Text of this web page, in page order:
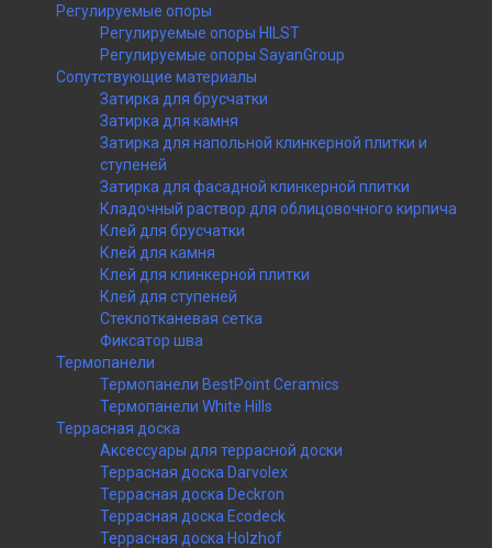
Регулируемые опоры
Регулируемые опоры HILST
Регулируемые опоры SayanGroup
Сопутствующие материалы
Затирка для брусчатки
Затирка для камня
Затирка для напольной клинкерной плитки и
ступеней
Затирка для фасадной клинкерной плитки
Кладочный раствор для облицовочного кирпича
Клей для брусчатки
Клей для камня
Клей для клинкерной плитки
Клей для ступеней
Стеклотканевая сетка
Фиксатор шва
Термопанели
Термопанели BestPoint Ceramics
Термопанели White Hills
Террасная доска
Аксессуары для террасной доски
Террасная доска Darvolex
Террасная доска Deckron
Террасная доска Ecodeck
Террасная доска Holzhof